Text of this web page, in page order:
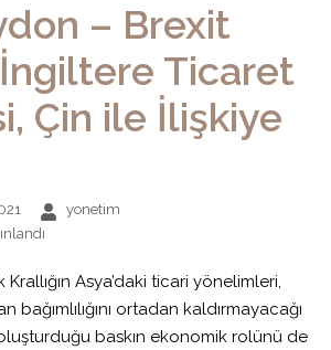
– Brexit
İngiltere Ticaret
Çin ile İlişkiye
yonetim
Asya’daki ticari yönelimleri,
bağımlılığını ortadan kaldırmayacağı
baskın ekonomik rolünü de